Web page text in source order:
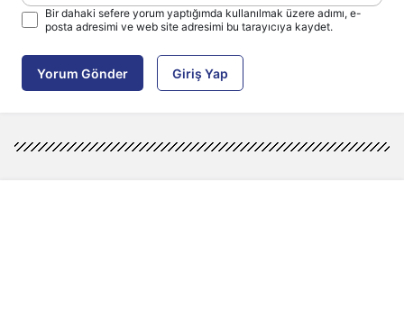
Bir dahaki sefere yorum yaptığımda kullanılmak üzere adımı, e-
posta adresimi ve web site adresimi bu tarayıcıya kaydet.
Yorum Gönder Giriş Yap